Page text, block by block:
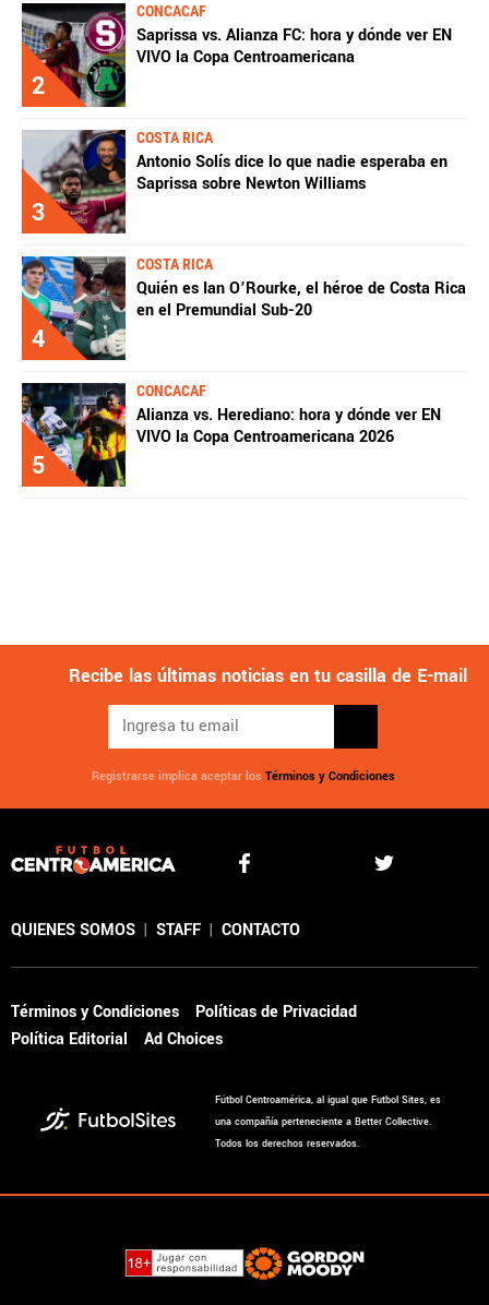
2
CONCACAF
Saprissa vs. Alianza FC: hora y dónde ver EN
VIVO la Copa Centroamericana
3
COSTA RICA
Antonio Solís dice lo que nadie esperaba en
Saprissa sobre Newton Williams
4
COSTA RICA
Quién es Ian O’Rourke, el héroe de Costa Rica
en el Premundial Sub-20
5
CONCACAF
Alianza vs. Herediano: hora y dónde ver EN
VIVO la Copa Centroamericana 2026
Recibe las últimas noticias en tu casilla de E-mail
Registrarse implica aceptar los Términos y Condiciones
QUIENES SOMOS | STAFF | CONTACTO
Términos y Condiciones
Políticas de Privacidad
Política Editorial
Ad Choices
Fútbol Centroamérica, al igual que Futbol Sites, es
una compañía perteneciente a Better Collective.
Todos los derechos reservados.